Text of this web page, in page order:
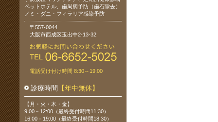
ペットホテル、歯周病予防（歯石除去）
ノミ・ダニ・フィラリア感染予防
〒557-0044
大阪市西成区玉出中2-13-32
電話受け付け時間 8:30～19:00
診療時間 【年中無休】
【月・火・木・金】
9:00－12:00（最終受付時間11:30）
16:00－19:00（最終受付時間18:30）